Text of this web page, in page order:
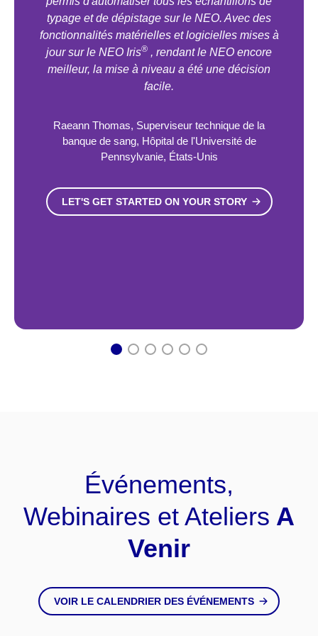
typage et de dépistage sur le NEO. Avec des
fonctionnalités matérielles et logicielles mises à
jour sur le NEO Iris® , rendant le NEO encore
meilleur, la mise à niveau a été une décision
facile.
Raeann Thomas, Superviseur technique de la
banque de sang, Hôpital de l'Université de
Pennsylvanie, États-Unis
LET'S GET STARTED ON YOUR STORY
1 2 3 4 5 6
Événements,
Webinaires et Ateliers A
Venir
VOIR LE CALENDRIER DES ÉVÉNEMENTS